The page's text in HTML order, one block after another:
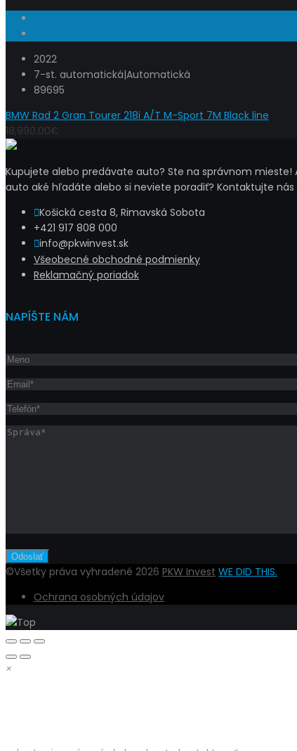
2022
7-st. automatická|Automatická
89695
BMW Rad 2 Gran Tourer 218i A/T M-Sport 7M Black line
18,990.00€
Kupujete alebo predávate auto? Ste na správnom mieste!
auto aké hľadáte alebo si neviete poradiť? Kontaktujte
Košická cesta 8, Rimavská Sobota
+421 917 808 000
info@pkwinvest.sk
Všeobecné obchodné podmienky
Reklamačný poriadok
NAPÍŠTE NÁM
©Všetky práva vyhradené 2026 PKW Invest WE DID THIS.
Ochrana osobných údajov
×